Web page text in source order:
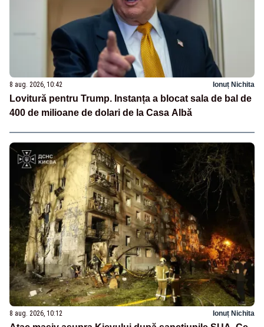
8 aug. 2026, 10:42 Ionuț Nichita
Lovitură pentru Trump. Instanța a blocat sala de bal de
400 de milioane de dolari de la Casa Albă
8 aug. 2026, 10:12 Ionuț Nichita